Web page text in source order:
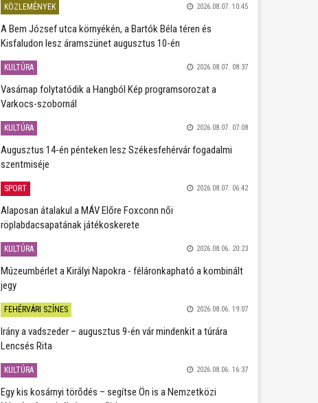
KÖZLEMÉNYEK 2026.08.07. 10:45
A Bem József utca környékén, a Bartók Béla téren és
Kisfaludon lesz áramszünet augusztus 10-én
KULTÚRA 2026.08.07. 08:37
Vasárnap folytatódik a Hangból Kép programsorozat a
Varkocs-szobornál
KULTÚRA 2026.08.07. 07:08
Augusztus 14-én pénteken lesz Székesfehérvár fogadalmi
szentmiséje
SPORT 2026.08.07. 06:42
Alaposan átalakul a MÁV Előre Foxconn női
röplabdacsapatának játékoskerete
KULTÚRA 2026.08.06. 20:23
Múzeumbérlet a Királyi Napokra - féláronkapható a kombinált
jegy
FEHÉRVÁRI SZÍNES 2026.08.06. 19:07
Irány a vadszeder – augusztus 9-én vár mindenkit a túrára
Lencsés Rita
KULTÚRA 2026.08.06. 16:37
Egy kis kosárnyi törődés – segítse Ön is a Nemzetközi